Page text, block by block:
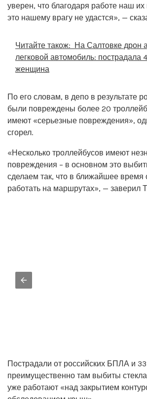
уверен, что благодаря работе наш
это нашему врагу не удастся», —
Читайте також: На Салтовке дрон
легковой автомобиль: пострадала
женщина
По его словам, в депо в результате
были повреждены более 20
имеют «серьезные повреждения»,
сгорел.
«Несколько троллейбусов имеют
повреждения – в основном это
сделаем так, что в ближайшее время
работать на маршрутах», — заверил
Пострадали от российских БПЛА и
преимущественно там выбиты
уже работают «над закрытием